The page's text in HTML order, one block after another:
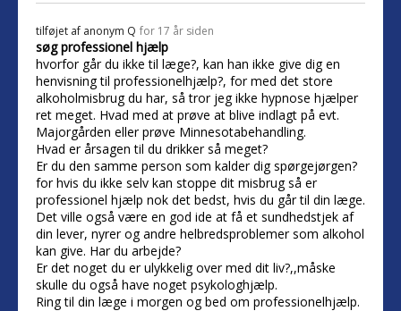
tilføjet af anonym Q for 17 år siden
søg professionel hjælp
hvorfor går du ikke til læge?, kan han ikke give dig en
henvisning til professionelhjælp?, for med det store
alkoholmisbrug du har, så tror jeg ikke hypnose hjælper
ret meget. Hvad med at prøve at blive indlagt på evt.
Majorgården eller prøve Minnesotabehandling.
Hvad er årsagen til du drikker så meget?
Er du den samme person som kalder dig spørgejørgen?
for hvis du ikke selv kan stoppe dit misbrug så er
professionel hjælp nok det bedst, hvis du går til din læge.
Det ville også være en god ide at få et sundhedstjek af
din lever, nyrer og andre helbredsproblemer som alkohol
kan give. Har du arbejde?
Er det noget du er ulykkelig over med dit liv?,,måske
skulle du også have noget psykologhjælp.
Ring til din læge i morgen og bed om professionelhjælp.